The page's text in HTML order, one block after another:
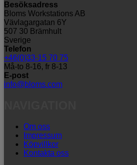
Besöksadress
Bloms Workstations AB
Vävlagargatan 6Y
507 30 Brämhult
Sverige
Telefon
+46(0)33-15 70 75
Må-to 8-16, fr 8-13
E-post
info@bloms.com
Om oss
Impressum
Köpvillkor
Kontakta oss